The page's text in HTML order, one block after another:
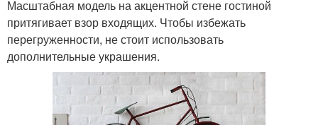
Масштабная модель на акцентной стене гостиной
притягивает взор входящих. Чтобы избежать
перегруженности, не стоит использовать
дополнительные украшения.